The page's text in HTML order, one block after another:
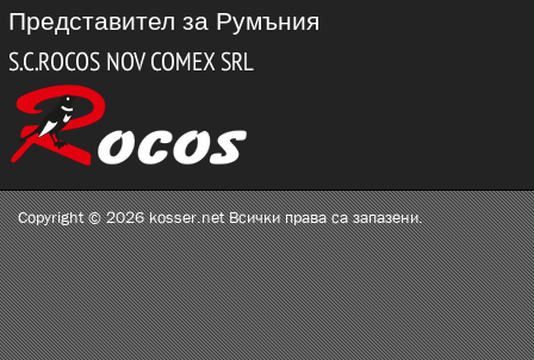
Представител за Румъния
Copyright © 2026 kosser.net Всички права са запазени.